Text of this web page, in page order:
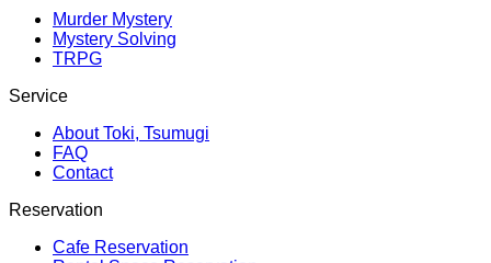
Murder Mystery
Mystery Solving
TRPG
Service
About Toki, Tsumugi
FAQ
Contact
Reservation
Cafe Reservation